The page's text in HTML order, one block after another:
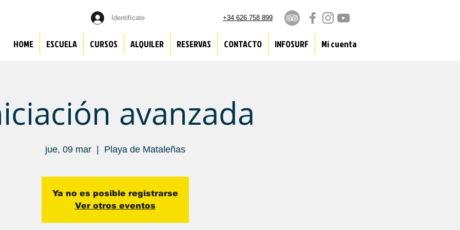
Identifícate +34 626 758 899
HOME ESCUELA CURSOS ALQUILER RESERVAS CONTACTO INFOSURF Mi cuenta
avanzada
jue, 09 mar
  |
Playa de Mataleñas
Ya no es posible registrarse
Ver otros eventos